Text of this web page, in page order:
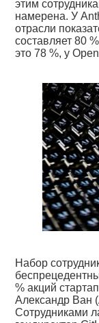
этим
намерена. У
отрасли
составляет 80
это 78 %, у
Набор
% акций
Александр Ван
Сотрудниками